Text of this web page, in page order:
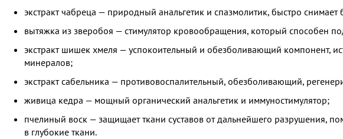
экстракт чабреца — природный анальгетик и спазмолитик, быстро снимает
вытяжка из зверобоя — стимулятор кровообращения, который способен
экстракт шишек хмеля — успокоительный и обезболивающий компонент,
минералов;
экстракт сабельника — противовоспалительный, обезболивающий,
живица кедра — мощный органический анальгетик и иммуностимулятор;
пчелиный воск — защищает ткани суставов от дальнейшего разрушения,
в глубокие ткани.